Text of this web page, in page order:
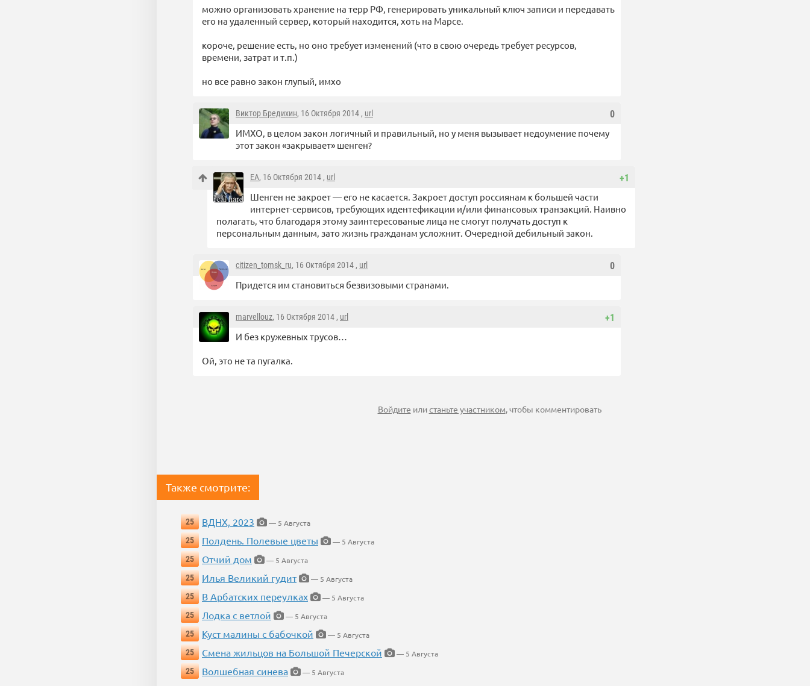
можно организовать хранение на терр РФ, генерировать уникальный ключ записи и передавать
его на удаленный сервер, который находится, хоть на Марсе.
короче, решение есть, но оно требует изменений (что в свою очередь требует ресурсов,
времени, затрат и т.п.)
но все равно закон глупый, имхо
0
Виктор Бредихин, 16 Октября 2014 , url
ИМХО, в целом закон логичный и правильный, но у меня вызывает недоумение почему
этот закон «закрывает» шенген?
+1
EA, 16 Октября 2014 , url
Шенген не закроет — его не касается. Закроет доступ россиянам к большей части
интернет-сервисов, требующих идентефикации и/или финансовых транзакций. Наивно
полагать, что благодаря этому заинтересованые лица не смогут получать доступ к
персональным данным, зато жизнь гражданам усложнит. Очередной дебильный закон.
0
citizen_tomsk_ru, 16 Октября 2014 , url
Придется им становиться безвизовыми странами.
+1
marvellouz, 16 Октября 2014 , url
И без кружевных трусов…
Ой, это не та пугалка.
Войдите илистаньте участником, чтобы комментировать
Также смотрите:
25 ВДНХ, 2023
— 5 Августа
25
Полдень. Полевые цветы
— 5 Августа
25
Отчий дом
— 5 Августа
25
Илья Великий гудит
— 5 Августа
25
В Арбатских переулках
— 5 Августа
25
Лодка с ветлой
— 5 Августа
25
Куст малины с бабочкой
— 5 Августа
25
Смена жильцов на Большой Печерской
— 5 Августа
25
Волшебная синева — 5 Августа